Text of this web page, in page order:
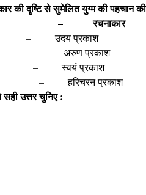
की दृष्टि से सुमेलित युग्म की पहचान
रचनाकार
– उदय प्रकाश
अरुण प्रकाश
– स्वयं प्रकाश
– हरिचरन प्रकाश
उत्तर चुनिए :